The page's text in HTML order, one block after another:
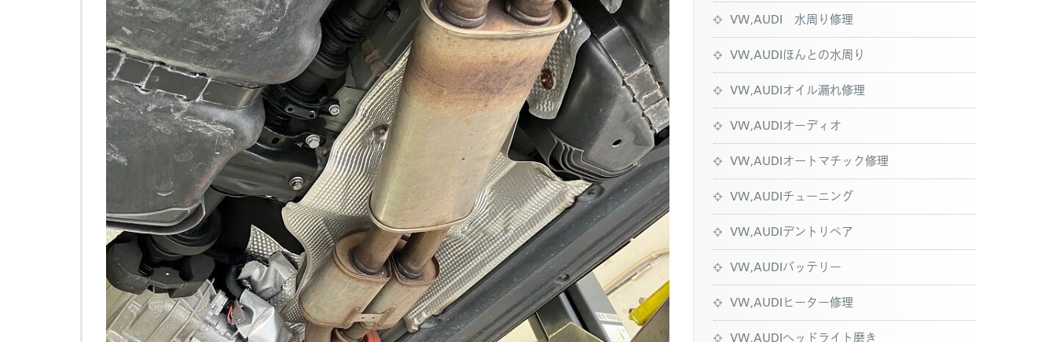
VW,AUDI 水周り修理
VW,AUDIほんとの水周り
VW,AUDIオイル漏れ修理
VW,AUDIオーディオ
VW,AUDIオートマチック修理
VW,AUDIチューニング
VW,AUDIデントリペア
VW,AUDIバッテリー
VW,AUDIヒーター修理
VW,AUDIヘッドライト磨き